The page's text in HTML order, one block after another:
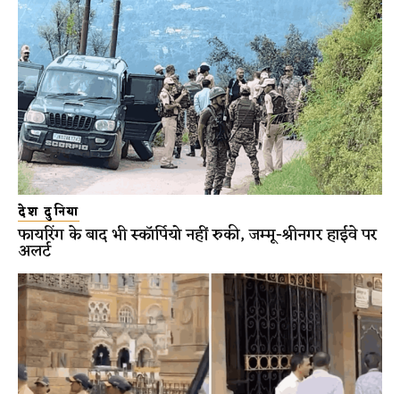
देश दुनिया
फायरिंग के बाद भी स्कॉर्पियो नहीं रुकी, जम्मू-श्रीनगर हाईवे पर
अलर्ट